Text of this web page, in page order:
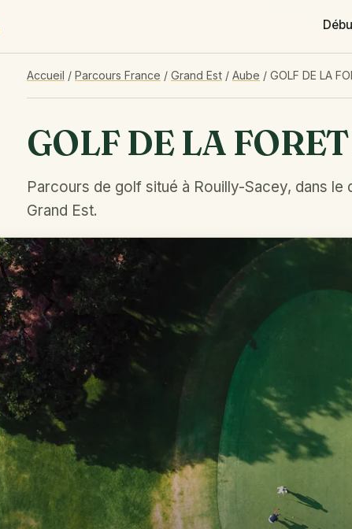
Accueil / Parcours France / Grand Est / Aube / GOLF DE LA
GOLF DE LA
Parcours de golf situé à Rouilly-Sacey, dans le
Grand Est.